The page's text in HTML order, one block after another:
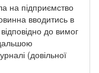
на підприємство
вводитись в
до вимог
(довільної